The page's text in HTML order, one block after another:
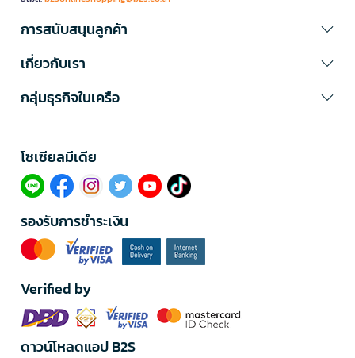
การสนับสนุนลูกค้า
เกี่ยวกับเรา
กลุ่มธุรกิจในเครือ
โซเซียลมีเดีย​
รองรับการชำระเงิน
Verified by
ดาวน์โหลดแอป B2S